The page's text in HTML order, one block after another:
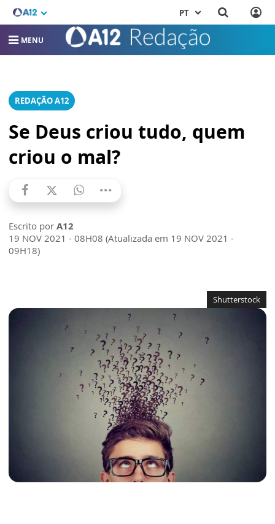
PT
MENU
REDAÇÃO A12
Se Deus criou tudo, quem
criou o mal?
Escrito por A12
19 NOV 2021 - 08H08 (Atualizada em 19 NOV 2021 -
09H18)
Shutterstock